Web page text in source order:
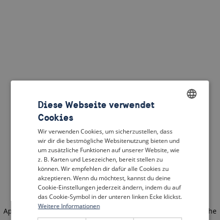
Application error: a client-side exception has occurred
(see the
DUTCH
FRENCH
GERMAN
Diese Webseite verwendet
Cookies
Wir verwenden Cookies, um sicherzustellen, dass
wir dir die bestmögliche Websitenutzung bieten und
um zusätzliche Funktionen auf unserer Website, wie
z. B. Karten und Lesezeichen, bereit stellen zu
können. Wir empfehlen dir dafür alle Cookies zu
akzeptieren. Wenn du möchtest, kannst du deine
Cookie-Einstellungen jederzeit ändern, indem du auf
das Cookie-Symbol in der unteren linken Ecke klickst.
Weitere Informationen